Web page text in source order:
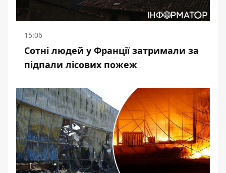
15:06
Сотні людей у Франції затримали за
підпали лісових пожеж